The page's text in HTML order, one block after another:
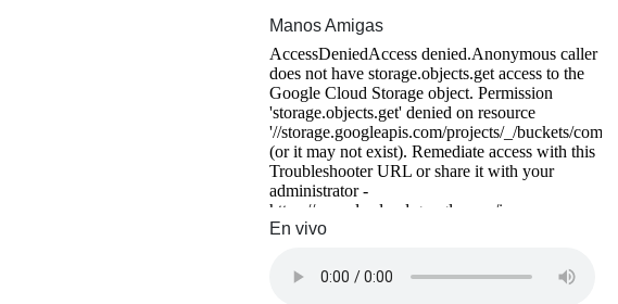
Manos Amigas
En vivo